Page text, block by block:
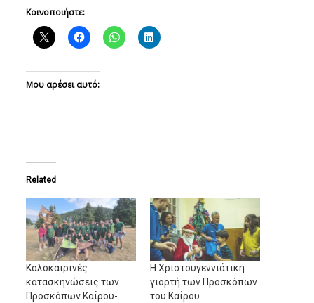
Κοινοποιήστε:
Μου αρέσει αυτό:
Related
Καλοκαιρινές
κατασκηνώσεις των
Προσκόπων Καΐρου-
Η Χριστουγεννιάτικη
γιορτή των Προσκόπων
του Καΐρου